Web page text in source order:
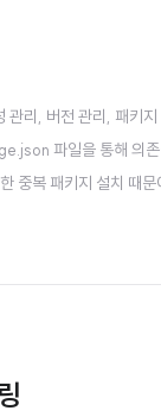
리, 버전 관리, 패키지
파일을 통해 의
중복 패키지 설치 때